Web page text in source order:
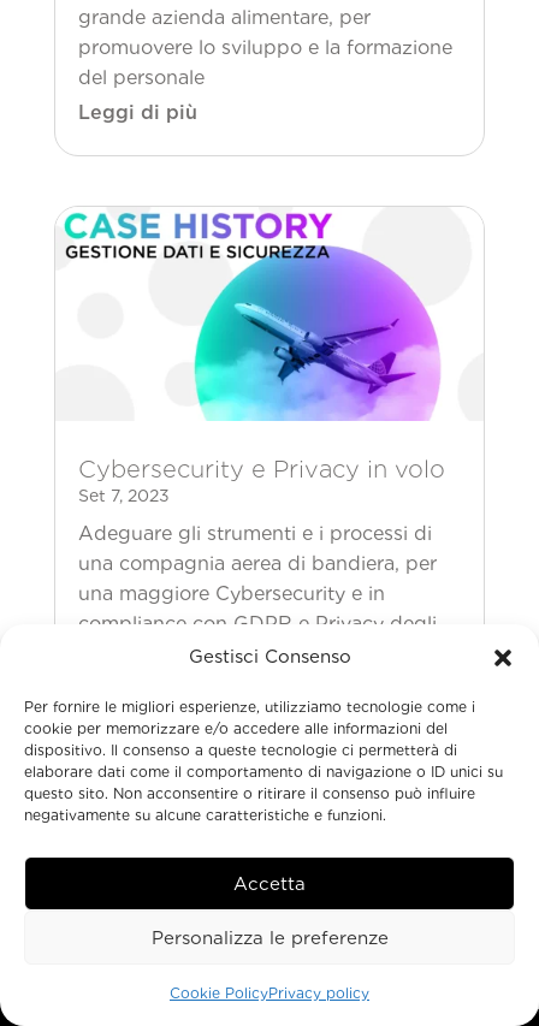
Gestisci Consenso
Per fornire le migliori esperienze, utilizziamo tecnologie come i
cookie per memorizzare e/o accedere alle informazioni del
dispositivo. Il consenso a queste tecnologie ci permetterà di
elaborare dati come il comportamento di navigazione o ID unici su
questo sito. Non acconsentire o ritirare il consenso può influire
negativamente su alcune caratteristiche e funzioni.
Accetta
Personalizza le preferenze
Cookie PolicyPrivacy policy
grande azienda alimentare, per
promuovere lo sviluppo e la formazione
del personale
Leggi di più
Cybersecurity e Privacy in volo
Set 7, 2023
Adeguare gli strumenti e i processi di
una compagnia aerea di bandiera, per
una maggiore Cybersecurity e in
compliance con GDPR e Privacy degli